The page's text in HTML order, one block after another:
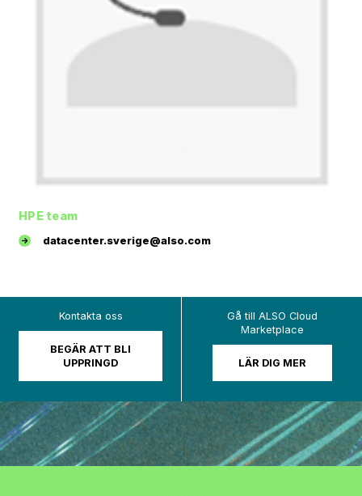
HPE team
datacenter.sverige@also.com
Kontakta oss
BEGÄR ATT BLI
UPPRINGD
Gå till ALSO Cloud
Marketplace
LÄR DIG MER